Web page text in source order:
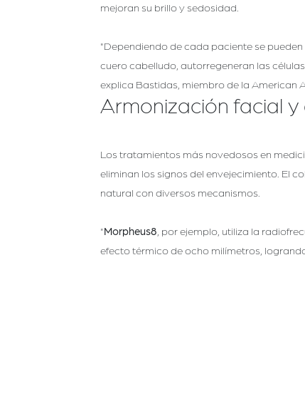
mejoran su brillo y sedosidad.
"Dependiendo de cada paciente se
cuero cabelludo, autorregeneran las
explica Bastidas, miembro de la American
Armonización facial y
Los tratamientos más novedosos en
eliminan los signos del envejecimiento. El
natural con diversos mecanismos.
"Morpheus8 , por ejemplo, utiliza la
efecto térmico de ocho milímetros,